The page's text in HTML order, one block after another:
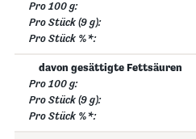
davon gesättigte Fettsäuren